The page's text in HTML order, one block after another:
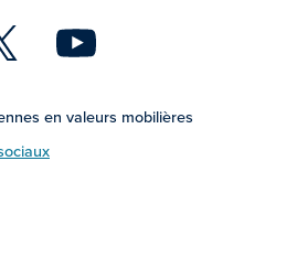
Twitter
en valeurs mobilières